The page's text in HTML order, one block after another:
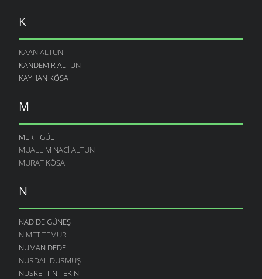
K
KAAN ALTUN
KANDEMIR ALTUN
KAYHAN KÖSA
M
MERT GÜL
MUALLIM NACI ALTUN
MURAT KÖSA
N
NADIDE GÜNEŞ
NIMET TEMUR
NUMAN DEDE
NURDAL DURMUŞ
NUSRETTIN TEKIN